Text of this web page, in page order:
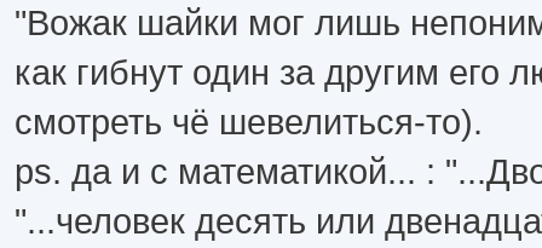
"Вожак шайки мог лишь
как гибнут один за другим его
смотреть чё шевелиться-то).
ps. да и с математикой... :
"...человек десять или